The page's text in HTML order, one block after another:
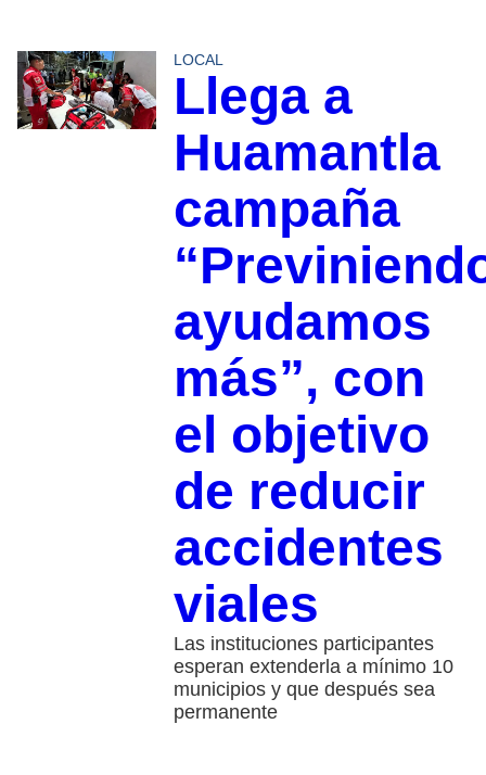
LOCAL
Llega a
Huamantla
campaña
ayudamos
más”, con
el objetivo
de reducir
accidentes
viales
Las instituciones participantes
esperan extenderla a mínimo 10
municipios y que después sea
permanente